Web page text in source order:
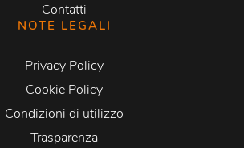
Contatti
NOTE LEGALI
Privacy Policy
Cookie Policy
Condizioni di utilizzo
Trasparenza